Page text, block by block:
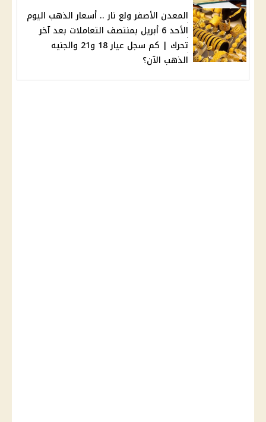
المعدن الأصفر ولع نار .. أسعار الذهب اليوم
الأحد 6 أبريل بمنتصف التعاملات بعد آخر
تحرك | كم سجل عيار 18 و21 والجنيه
الذهب الآن؟